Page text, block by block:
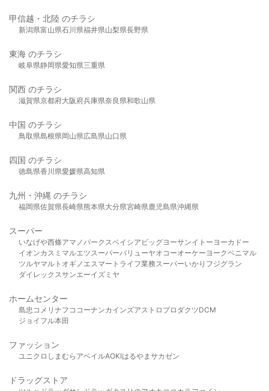
甲信越・北陸 のチラシ
新潟県富山県石川県福井県山梨県長野県
東海 のチラシ
岐阜県静岡県愛知県三重県
関西 のチラシ
滋賀県京都府大阪府兵庫県奈良県和歌山県
中国 のチラシ
鳥取県島根県岡山県広島県山口県
四国 のチラシ
徳島県香川県愛媛県高知県
九州・沖縄 のチラシ
福岡県佐賀県長崎県熊本県大分県宮崎県鹿児島県沖縄県
スーパー
いなげや西條アマノパークスベイシア ビッグヨーサンイトーヨーカドー
イオンカスミ マルエツスーパーバリューヤオコーオーケー ヨークベニマル
ツルヤマルト オギノ エスマート ライフ業務スーパーいかり フジグラン
ダイレックスサンエーイズミヤ
ホームセンター
島忠 コメリ ナフコ コーナンカインズアストロプロダクツDCM
ジョイフル本田
ファッション
ユニクロ しまむら アベイルAOKIはるやま サカゼン
ドラッグストア